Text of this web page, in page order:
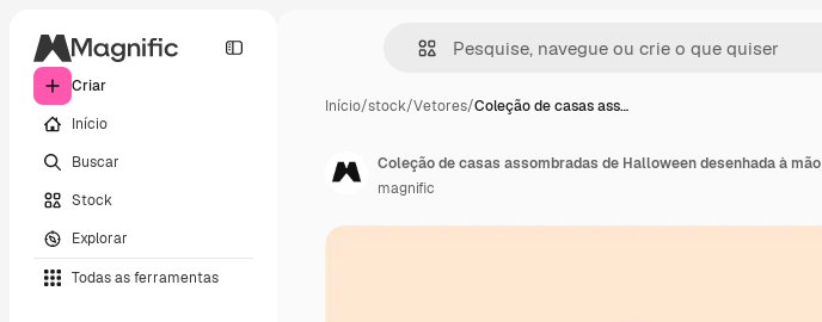
Criar
Início
Buscar
Stock
Explorar
Todas as ferramentas
Início/stock/Vetores/Coleção de casas ass…
Coleção de casas assombradas de Halloween desenhada à mão
magnific